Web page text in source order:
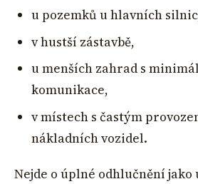
u pozemků u hlavních
v hustší zástavbě,
u menších zahrad s
komunikace,
v místech s častým
nákladních vozidel.
Nejde o úplné odhlučnění